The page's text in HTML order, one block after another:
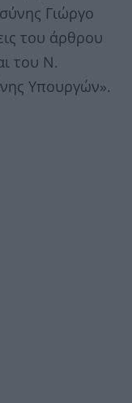
Γιώργο
του άρθρου
του Ν.
Υπουργών».